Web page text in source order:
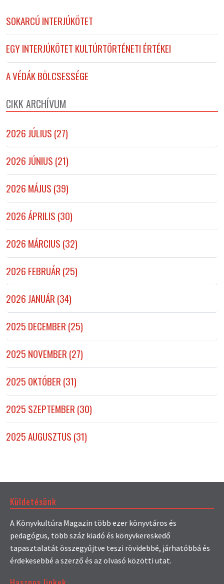
SOKARCÚ INTERJÚKÖTET
EGY INTERJÚKÖTET KULTÚRTÖRTÉNETI ÉRTÉKEI
A VÉDÁK BÖLCSESSÉGE
CIKK ARCHÍVUM
2026 JÚLIUS (27)
2026 JÚNIUS (21)
2026 MÁJUS (39)
2026 ÁPRILIS (30)
2026 MÁRCIUS (32)
2026 FEBRUÁR (25)
2026 JANUÁR (34)
2025 DECEMBER (25)
2025 NOVEMBER (27)
2025 OKTÓBER (31)
2025 SZEPTEMBER (30)
2025 AUGUSZTUS (31)
Küldetésünk
A Könyvkultúra Magazin több ezer könyvtáros és
pedagógus, több száz kiadó és könyvkereskedő
tapasztalatát összegyűjtve teszi rövidebbé, járhatóbbá és
érdekesebbé a szerző és az olvasó közötti utat.